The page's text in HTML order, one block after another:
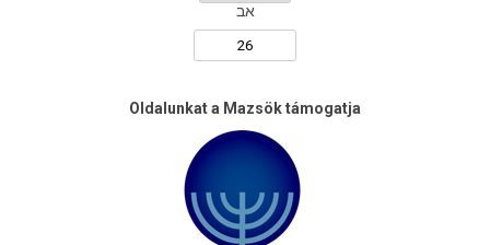
אב
Oldalunkat a Mazsök támogatja